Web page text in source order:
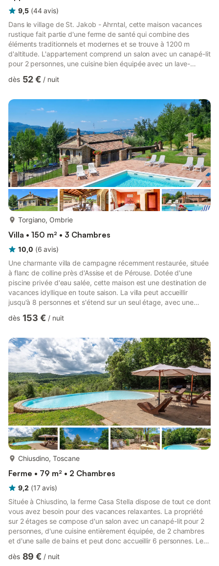
9,5 (44 avis)
Dans le village de St. Jakob - Ahrntal, cette maison vacances
rustique fait partie d'une ferme de santé qui combine des
éléments traditionnels et modernes et se trouve à 1200 m
d'altitude. L'appartement comprend un salon avec un canapé-lit
pour 2 personnes, une cuisine bien équipée avec un lave-
accueillir 4 personnes. Les équipements supplémentaires
trouve à la propriété. Le restaurant le plus proche se trouve à
24 minutes à pied ou à 3 minutes en voiture (1,7 km) et l...
dès 52 € / nuit
Torgiano, Ombrie
Villa • 150 m² • 3 Chambres
10,0 (6 avis)
Une charmante villa de campagne récemment restaurée, située
à flanc de colline près d'Assise et de Pérouse. Dotée d'une
piscine privée d'eau salée, cette maison est une destination de
vacances idyllique en toute saison. La villa peut accueillir
jusqu'à 8 personnes et s'étend sur un seul étage, avec une
principale se fait par une jolie loggia à l'avant de la maison. La
également une cuisine extérieure où les hôtes peuvent faire des
barbecues. La porte d'entrée donne sur un e...
dès 153 € / nuit
Chiusdino, Toscane
Ferme • 79 m² • 2 Chambres
9,2 (17 avis)
Située à Chiusdino, la ferme Casa Stella dispose de tout ce dont
vous avez besoin pour des vacances relaxantes. La propriété
sur 2 étages se compose d'un salon avec un canapé-lit pour 2
personnes, d'une cuisine entièrement équipée, de 2 chambres
et d'une salle de bains et peut donc accueillir 6 personnes. Les
(adapté aux appels vidéo), un ventilateur, une machine à laver
dès 89 € / nuit